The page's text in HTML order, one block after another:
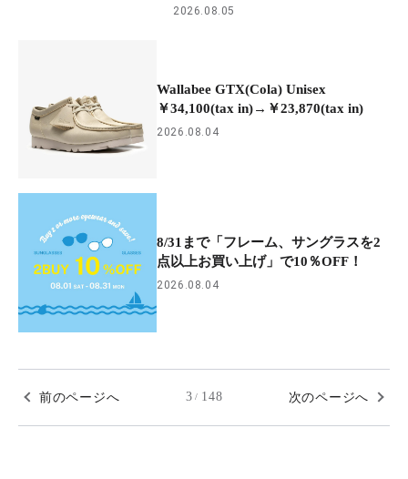
2026.08.05
Wallabee GTX(Cola) Unisex
￥34,100(tax in)→￥23,870(tax in)
2026.08.04
8/31まで「フレーム、サングラスを2
点以上お買い上げ」で10％OFF！
2026.08.04
前のページへ 3 / 148 次のページへ